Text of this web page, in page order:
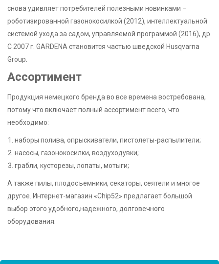
снова удивляет потребителей полезными новинками –
роботизированной газонокосилкой (2012), интеллектуальной
системой ухода за садом, управляемой программой (2016), др.
С 2007 г. GARDENA становится частью шведской Husqvarna
Group.
Ассортимент
Продукция немецкого бренда во все времена востребована,
потому что включает полный ассортимент всего, что
необходимо:
наборы полива, опрыскиватели, пистолеты-распылители;
насосы, газонокосилки, воздуходувки;
грабли, кусторезы, лопаты, мотыги;
А также пилы, плодосъемники, секаторы, сеятели и многое
другое. Интернет-магазин «Chip52» предлагает большой
выбор этого удобного,надежного, долговечного
оборудования.